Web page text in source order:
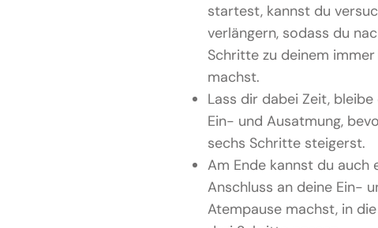
startest, kannst du
verlängern, sodass du
Schritte zu deinem
machst.
Lass dir dabei Zeit,
Ein- und Ausatmung,
sechs Schritte steigerst.
Am Ende kannst du auch
Anschluss an deine Ein-
Atempause machst, in